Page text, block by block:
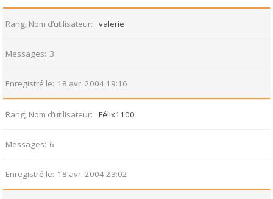
Rang, Nom d’utilisateur valerie
Messages 3
Enregistré le 18 avr. 2004 19:16
Rang, Nom d’utilisateur Félix1100
Messages 6
Enregistré le 18 avr. 2004 23:02